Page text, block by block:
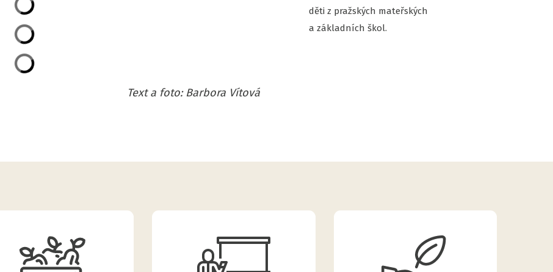
Text a foto: Barbora Vítová
děti z pražských mateřských
a základních škol.